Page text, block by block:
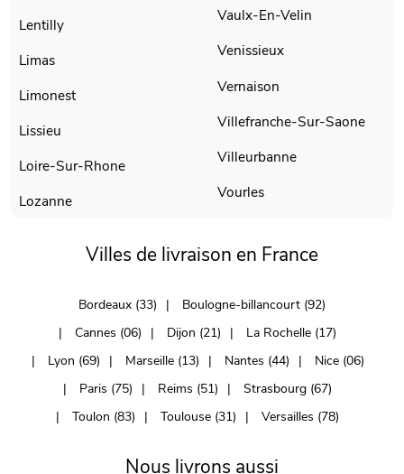
Lentilly
Limas
Limonest
Lissieu
Loire-Sur-Rhone
Lozanne
Vaulx-En-Velin
Venissieux
Vernaison
Villefranche-Sur-Saone
Villeurbanne
Vourles
Villes de livraison en France
Bordeaux (33)
Boulogne-billancourt (92)
Cannes (06)
Dijon (21)
La Rochelle (17)
Lyon (69)
Marseille (13) Nantes (44)
Nice (06)
Paris (75)
Reims (51)
Strasbourg (67)
Toulon (83)
Toulouse (31) Versailles (78)
Nous livrons aussi